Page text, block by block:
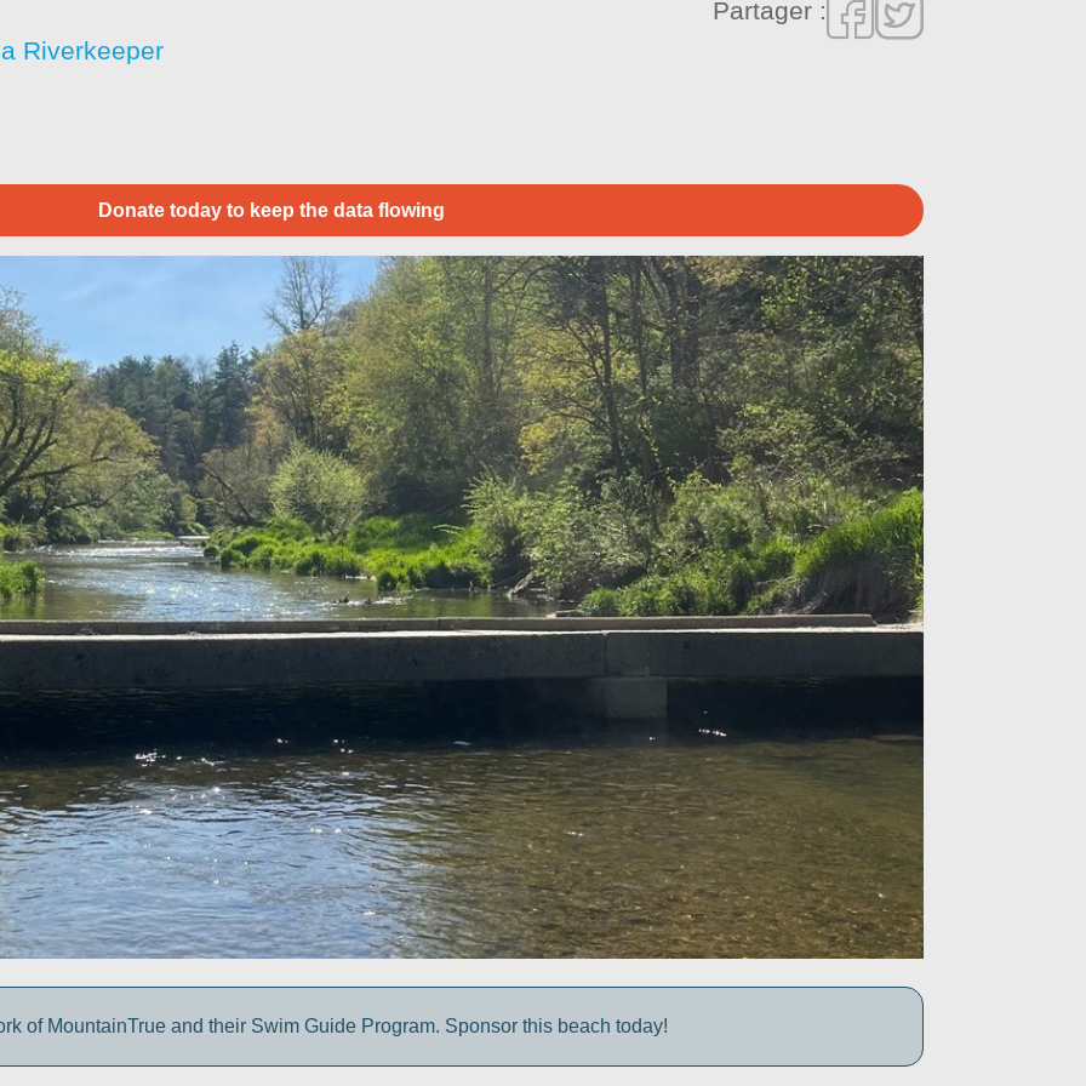
Riverkeeper
Partager :
Donate today to keep the data flowing
of MountainTrue and their Swim Guide Program. Sponsor this beach today!